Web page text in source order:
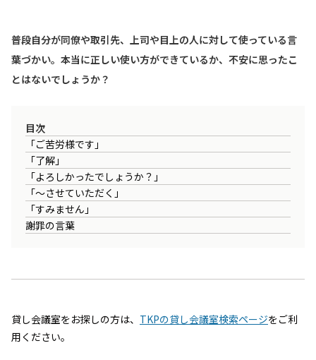
普段自分が同僚や取引先、上司や目上の人に対して使っている言
葉づかい。本当に正しい使い方ができているか、不安に思ったこ
とはないでしょうか？
目次
「ご苦労様です」
「了解」
「よろしかったでしょうか？」
「～させていただく」
「すみません」
謝罪の言葉
貸し会議室をお探しの方は、 TKPの貸し会議室検索ページをご利
用ください。